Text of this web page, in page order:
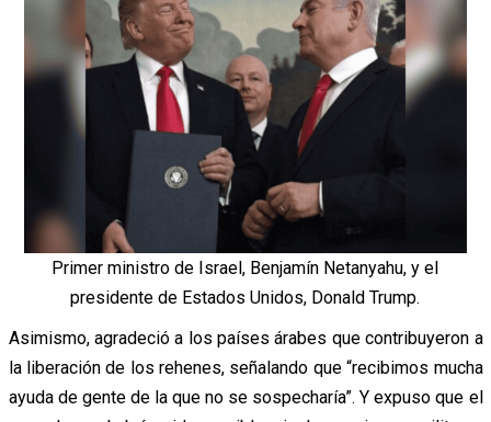
Primer ministro de Israel, Benjamín Netanyahu, y el
presidente de Estados Unidos, Donald Trump.
Asimismo, agradeció a los países árabes que contribuyeron a
la liberación de los rehenes, señalando que “recibimos mucha
ayuda de gente de la que no se sospecharía”. Y expuso que el